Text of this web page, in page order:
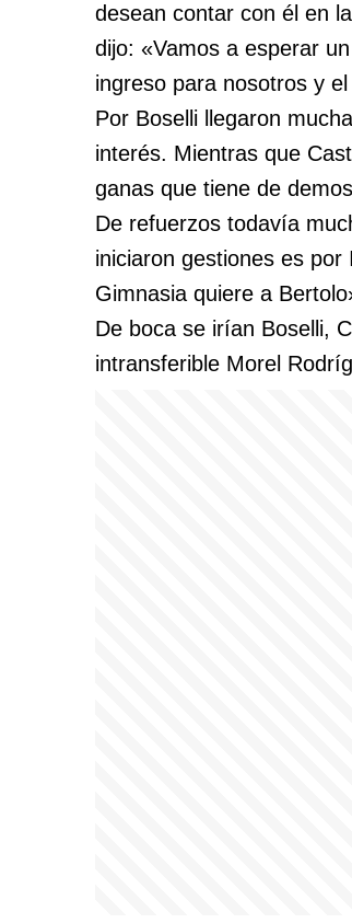
desean contar con él en
dijo: «Vamos a esperar
ingreso para nosotros y
Por Boselli llegaron
interés. Mientras que
ganas que tiene de
De refuerzos todavía
iniciaron gestiones es
Gimnasia quiere a
De boca se irían Boselli,
intransferible Morel